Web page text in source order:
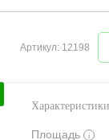
Артикул: 12198
Характеристики
Площадь i